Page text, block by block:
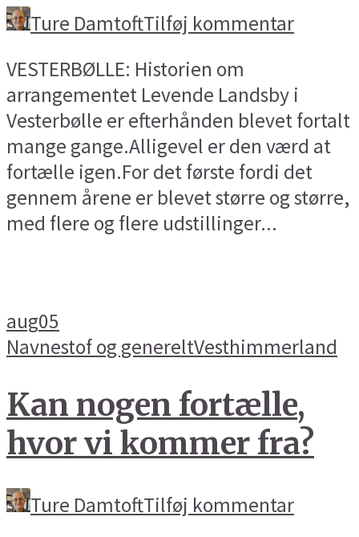
Ture DamtoftTilføj kommentar
VESTERBØLLE: Historien om
arrangementet Levende Landsby i
Vesterbølle er efterhånden blevet fortalt
mange gange.Alligevel er den værd at
fortælle igen.For det første fordi det
gennem årene er blevet større og større,
med flere og flere udstillinger...
aug05
Navnestof og genereltVesthimmerland
Kan nogen fortælle,
hvor vi kommer fra?
Ture DamtoftTilføj kommentar